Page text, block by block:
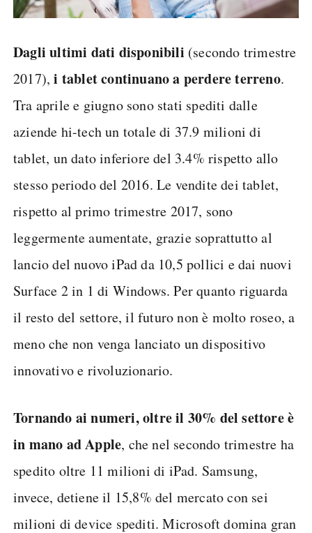
Dagli ultimi dati disponibili (secondo trimestre
2017),i tablet continuano a perdere terreno.
Tra aprile e giugno sono stati spediti dalle
aziende hi-tech un totale di 37.9 milioni di
tablet, un dato inferiore del 3.4% rispetto allo
stesso periodo del 2016. Le vendite dei tablet,
rispetto al primo trimestre 2017, sono
leggermente aumentate, grazie soprattutto al
lancio del nuovo iPad da 10,5 pollici e dai nuovi
Surface 2 in 1 di Windows. Per quanto riguarda
il resto del settore, il futuro non è molto roseo, a
meno che non venga lanciato un dispositivo
innovativo e rivoluzionario.
Tornando ai numeri, oltre il 30% del settore è
in mano ad Apple, che nel secondo trimestre ha
spedito oltre 11 milioni di iPad. Samsung,
invece, detiene il 15,8% del mercato con sei
milioni di device spediti. Microsoft domina gran